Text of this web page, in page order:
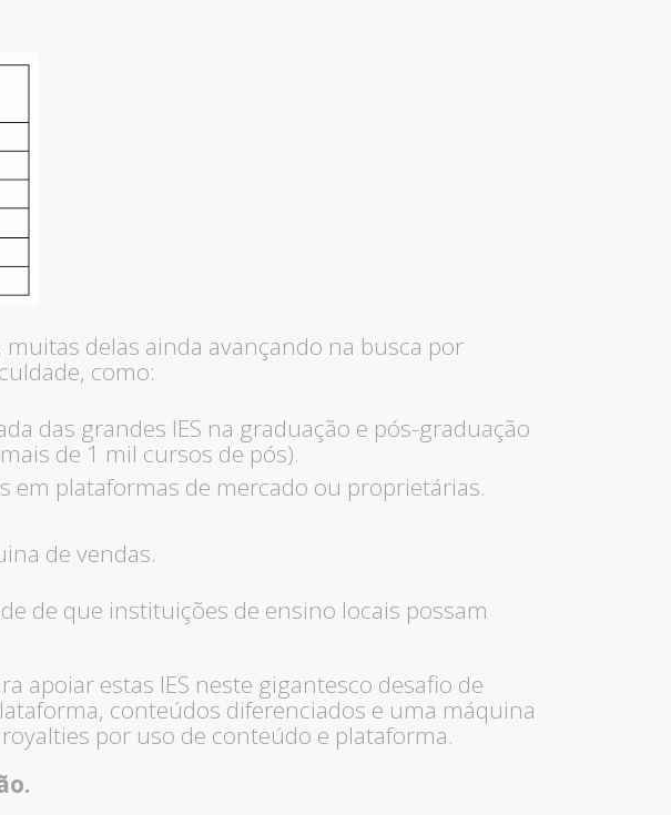
delas ainda avançando na busca por
como:
das grandes IES na graduação e pós-graduação
de 1 mil cursos de pós).
plataformas de mercado ou proprietárias.
de vendas.
de que instituições de ensino locais possam
apoiar estas IES neste gigantesco desafio de
conteúdos diferenciados e uma máquina
por uso de conteúdo e plataforma.